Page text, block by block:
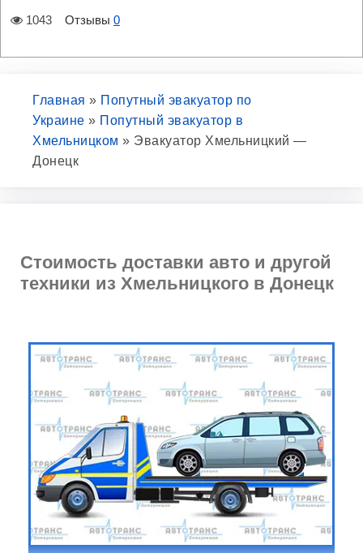
1043 Отзывы 0
Главная » Попутный эвакуатор по
Украине » Попутный эвакуатор в
Хмельницком » Эвакуатор Хмельницкий —
Донецк
Стоимость доставки авто и другой
техники из Хмельницкого в Донецк